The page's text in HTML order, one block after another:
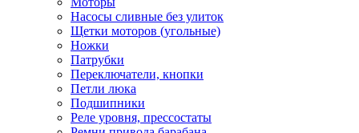
Насосы сливные без улиток
Щетки моторов (угольные)
Ножки
Патрубки
Переключатели, кнопки
Петли люка
Подшипники
Реле уровня, прессостаты